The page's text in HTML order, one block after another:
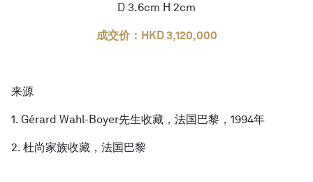
D 3.6cm H 2cm
成交价：HKD 3,120,000
来源
1. Gérard Wahl-Boyer先生收藏，法国巴黎，1994年
2. 杜尚家族收藏，法国巴黎